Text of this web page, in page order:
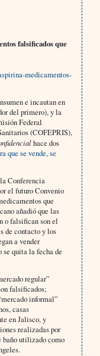
falsificados que
medicamentos-
e incautan en
del primero), y la
Federal
(COFEPRIS),
hace dos
que se vende, se
Conferencia
el futuro Convenio
que
añadió que las
o falsifican son el
de contacto y los
a vender
se quita la fecha de
regular”
falsificados;
informal”
casas
en Jalisco, y
realizadas por
baño utilizado como